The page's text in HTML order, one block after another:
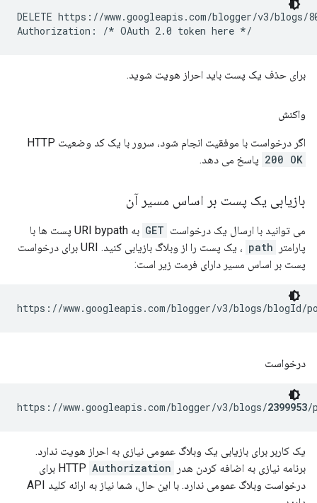
DELETE https://www.googleapis.com/blogger/v3/blogs/
برای حذف یک پست باید احراز هویت شوید.
واکنش
اگر درخواست با موفقیت انجام شود، سرور با یک کد وضعیت HTTP
200 OK پاسخ می دهد.
بازیابی یک پست بر اساس مسیر آن
می توانید با ارسال یک درخواست GET
به URI bypath پست ها با
پارامتر
path
، یک پست را از وبلاگ بازیابی کنید. URI برای درخواست
پست بر اساس مسیر دارای فرمت زیر است:
https://www.googleapis.com/blogger/v3/blogs/blogId/
درخواست
https://www.googleapis.com/blogger/v3/blogs/2399953/
یک کاربر برای بازیابی یک وبلاگ عمومی نیازی به احراز هویت ندارد.
برنامه نیازی به اضافه کردن هدر HTTP
Authorization
برای
درخواست وبلاگ عمومی ندارد. با این حال، شما نیاز به ارائه کلید API